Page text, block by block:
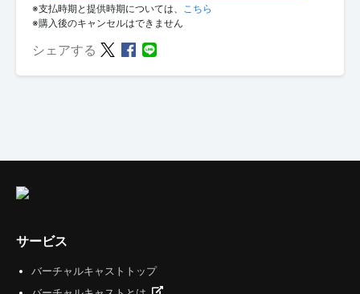
※支払時期と提供時期については、
こちら
※購入後のキャンセルはできません
シェアする
サービス
バーチャルキャストトップ